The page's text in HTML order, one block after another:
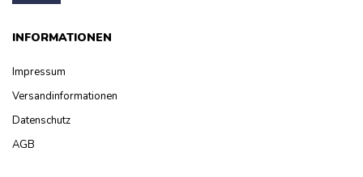
INFORMATIONEN
Impressum
Versandinformationen
Datenschutz
AGB